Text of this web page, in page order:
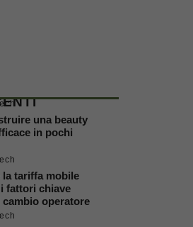
una beauty
in pochi
la tariffa mobile
i fattori chiave
cambio operatore